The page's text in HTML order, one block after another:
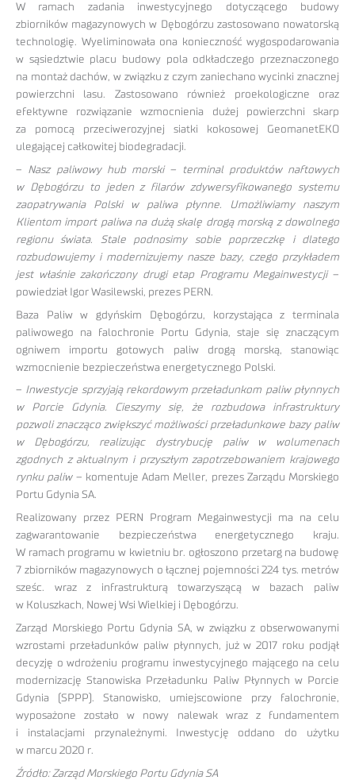
W ramach zadania inwestycyjnego dotyczącego budowy
zbiorników magazynowych w Dębogórzu zastosowano nowatorską
technologię. Wyeliminowała ona konieczność wygospodarowania
w sąsiedztwie placu budowy pola odkładczego przeznaczonego
na montaż dachów, w związku z czym zaniechano wycinki znacznej
powierzchni lasu. Zastosowano również proekologiczne oraz
efektywne rozwiązanie wzmocnienia dużej powierzchni skarp
za pomocą przeciwerozyjnej siatki kokosowej GeomanetEKO
ulegającej całkowitej biodegradacji.
– Nasz paliwowy hub morski – terminal produktów naftowych
w Dębogórzu to jeden z filarów zdywersyfikowanego systemu
zaopatrywania Polski w paliwa płynne. Umożliwiamy naszym
Klientom import paliwa na dużą skalę drogą morską z dowolnego
regionu świata. Stale podnosimy sobie poprzeczkę i dlatego
rozbudowujemy i modernizujemy nasze bazy, czego przykładem
jest właśnie zakończony drugi etap Programu Megainwestycji–
powiedział Igor Wasilewski, prezes PERN.
Baza Paliw w gdyńskim Dębogórzu, korzystająca z terminala
paliwowego na falochronie Portu Gdynia, staje się znaczącym
ogniwem importu gotowych paliw drogą morską, stanowiąc
wzmocnienie bezpieczeństwa energetycznego Polski.
– Inwestycje sprzyjają rekordowym przeładunkom paliw płynnych
w Porcie Gdynia. Cieszymy się, że rozbudowa infrastruktury
pozwoli znacząco zwiększyć możliwości przeładunkowe bazy paliw
w Dębogórzu, realizując dystrybucję paliw w wolumenach
zgodnych z aktualnym i przyszłym zapotrzebowaniem krajowego
rynku paliw– komentuje Adam Meller, prezes Zarządu Morskiego
Portu Gdynia SA.
Realizowany przez PERN Program Megainwestycji ma na celu
zagwarantowanie bezpieczeństwa energetycznego kraju.
W ramach programu w kwietniu br. ogłoszono przetarg na budowę
7 zbiorników magazynowych o łącznej pojemności 224 tys. metrów
sześc. wraz z infrastrukturą towarzyszącą w bazach paliw
w Koluszkach, Nowej Wsi Wielkiej i Dębogórzu.
Zarząd Morskiego Portu Gdynia SA, w związku z obserwowanymi
wzrostami przeładunków paliw płynnych, już w 2017 roku podjął
decyzję o wdrożeniu programu inwestycyjnego mającego na celu
modernizację Stanowiska Przeładunku Paliw Płynnych w Porcie
Gdynia (SPPP). Stanowisko, umiejscowione przy falochronie,
wyposażone zostało w nowy nalewak wraz z fundamentem
i instalacjami przynależnymi. Inwestycję oddano do użytku
w marcu 2020 r.
Źródło: Zarząd Morskiego Portu Gdynia SA